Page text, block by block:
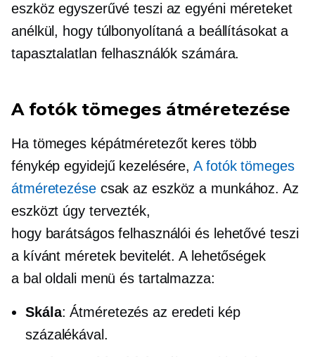
eszköz egyszerűvé teszi az egyéni méreteket
anélkül, hogy túlbonyolítaná a beállításokat a
tapasztalatlan felhasználók számára.
A fotók tömeges átméretezése
Ha tömeges képátméretezőt keres több
fénykép egyidejű kezelésére,A fotók tömeges
átméretezésecsak az eszköz a munkához. Az
eszközt úgy tervezték,
hogy barátságos felhasználói és lehetővé teszi
a kívánt méretek bevitelét. A lehetőségek
a bal oldalimenü és tartalmazza:
Skála: Átméretezés az eredeti kép
százalékával.